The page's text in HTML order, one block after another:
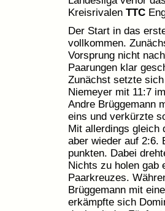
Kreisrivalen TTC
Der Start in das
vollkommen.
Vorsprung nicht
Paarungen klar
Zunächst setzte
Niemeyer mit 11:7
Andre Brüggemann
eins und verkürzte
Mit allerdings gleich
aber wieder auf 2:6.
punkten. Dabei
Nichts zu holen gab
Paarkreuzes.
Brüggemann mit
erkämpfte sich